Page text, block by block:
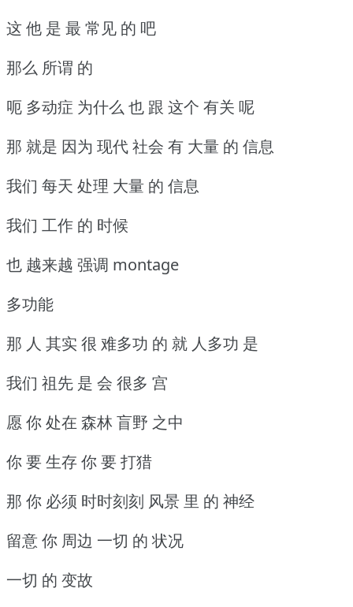
这 他 是 最 常见 的 吧
那么 所谓 的
呃 多动症 为什么 也 跟 这个 有关 呢
那 就是 因为 现代 社会 有 大量 的 信息
我们 每天 处理 大量 的 信息
我们 工作 的 时候
也 越来越 强调 montage
多功能
那 人 其实 很 难多功 的 就 人多功 是
我们 祖先 是 会 很多 宫
愿 你 处在 森林 盲野 之中
你 要 生存 你 要 打猎
那 你 必须 时时刻刻 风景 里 的 神经
留意 你 周边 一切 的 状况
一切 的 变故